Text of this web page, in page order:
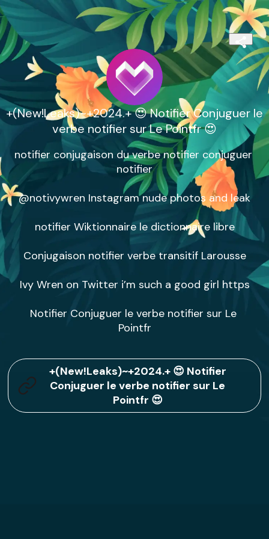
+(New!Leaks)~+2024.+ 😍 Notifier Conjuguer le
verbe notifier sur Le Pointfr 😍
notifier conjugaison du verbe notifier conjuguer
notifier
@notivywren Instagram nude photos and leak
notifier Wiktionnaire le dictionnaire libre
Conjugaison notifier verbe transitif Larousse
Ivy Wren on Twitter i’m such a good girl https
Notifier Conjuguer le verbe notifier sur Le
Pointfr
+(New!Leaks)~+2024.+ 😍 Notifier
Conjuguer le verbe notifier sur Le
Pointfr 😍